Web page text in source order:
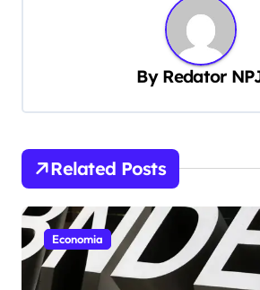
d
e
P
o
By Redator
Related Posts
Economia